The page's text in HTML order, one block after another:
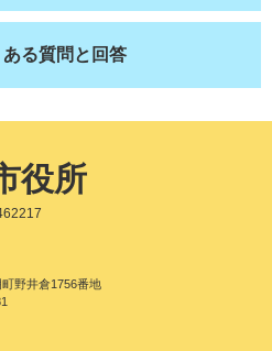
ある質問と回答
役所
野井倉1756番地